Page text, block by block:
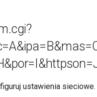
ustawienia sieciowe.